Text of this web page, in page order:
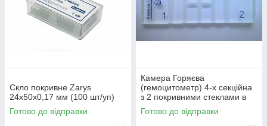
Скло покривне Zarys
24х50х0,17 мм (100 шт/уп)
Готово до відправки
Камера Горяєва
(гемоцитометр) 4-х секційна
з 2 покривними стеклами в
комплекті
Готово до відправки